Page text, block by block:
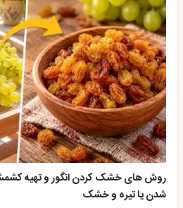
روش های خشک کردن انگور و تهیه
شدن یا تیره و خشک